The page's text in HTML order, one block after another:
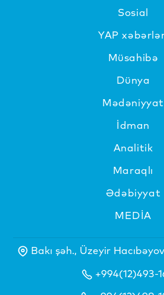
Sosial
YAP
Müsahibə
Dünya
Mədəniyyat
İdman
Analitik
Maraqlı
Ədəbiyyat
MEDİA
Bakı şəh., Üzeyir
+994(12)493-